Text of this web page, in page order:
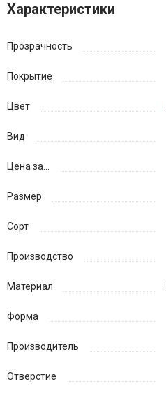
Характеристики
Прозрачность
Покрытие
Цвет
Вид
Цена за...
Размер
Сорт
Производство
Материал
Форма
Производитель
Отверстие